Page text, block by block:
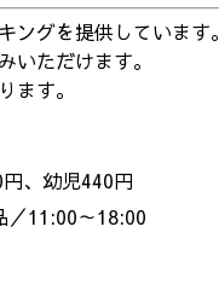
グを提供しています。
ただけます。
ます。
、幼児440円
11:00～18:00